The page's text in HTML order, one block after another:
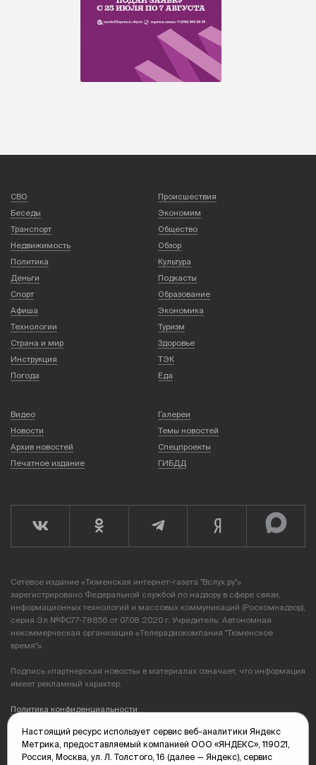
СВО
Происшествия
Беседы
Экономим
Транспорт
Общество
Недвижимость
Обзор
Политика
Культура
Деньги
Подкасты
Спорт
Образование
Афиша
Экономика
Технологии
Туризм
Страна и мир
Здоровье
Инструкция
ТЭК
Погода
Еда
Видео
Галереи
Новости
Темы новостей
Архив новостей
Спецпроекты
Печатное издание
ГИБДД
Сетевое издание «Тюменская интернет-газета "Вслух.ру"»
зарегистрировано Федеральной службой по надзору в сфере связи,
информационных технологий и массовых коммуникаций (Роскомнадзор),
серия Эл №ФС77-78856 от 07.08.2020 г. Учредитель: Автономная
некоммерческая организация «Телерадиокомпания "Тюменское
время"».
Подпись «партнерская новость» в материалах означает, что информация
имеет рекламный характер.
Политика конфиденциальности
Редакция: 625035, Тюмень, пр. Геологоразведчиков, 28А
(3452) 68-89-05
edit@vsluh.ru
Настоящий ресурс использует сервис веб-аналитики Яндекс
Метрика, предоставляемый компанией ООО «ЯНДЕКС», 119021,
Россия, Москва, ул. Л. Толстого, 16 (далее — Яндекс), сервис